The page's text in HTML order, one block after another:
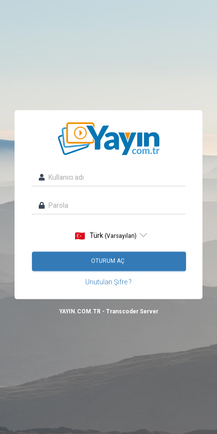
Türk (Varsayılan)
OTURUM AÇ
Unutulan Şifre ?
YAYIN.COM.TR - Transcoder Server